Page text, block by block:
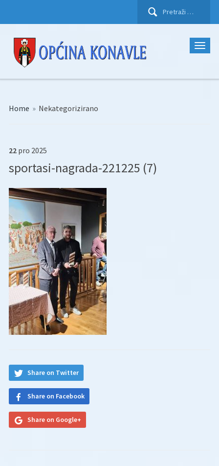
Pretraži:
Home » Nekategorizirano
22 pro 2025
sportasi-nagrada-221225 (7)
Share on Twitter
Share on Facebook
Share on Google+